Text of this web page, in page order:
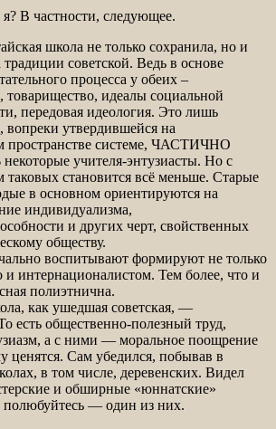
я? В частности, следующее.
школа не только сохранила, но и
советской. Ведь в основе
процесса у обеих –
товарищество, идеалы социальной
передовая идеология. Это лишь
утвердившейся на
пространстве системе, ЧАСТИЧНО
учителя-энтузиасты. Но с
становится всё меньше. Старые
в основном ориентируются на
индивидуализма,
и других черт, свойственных
обществу.
воспитывают формируют не только
и интернационалистом. Тем более, что и
полиэтнична.
как ушедшая советская, —
общественно-полезный труд,
а с ними — моральное поощрение
ценятся. Сам убедился, побывав в
в том числе, деревенских. Видел
и обширные «юннатские»
полюбуйтесь — один из них.